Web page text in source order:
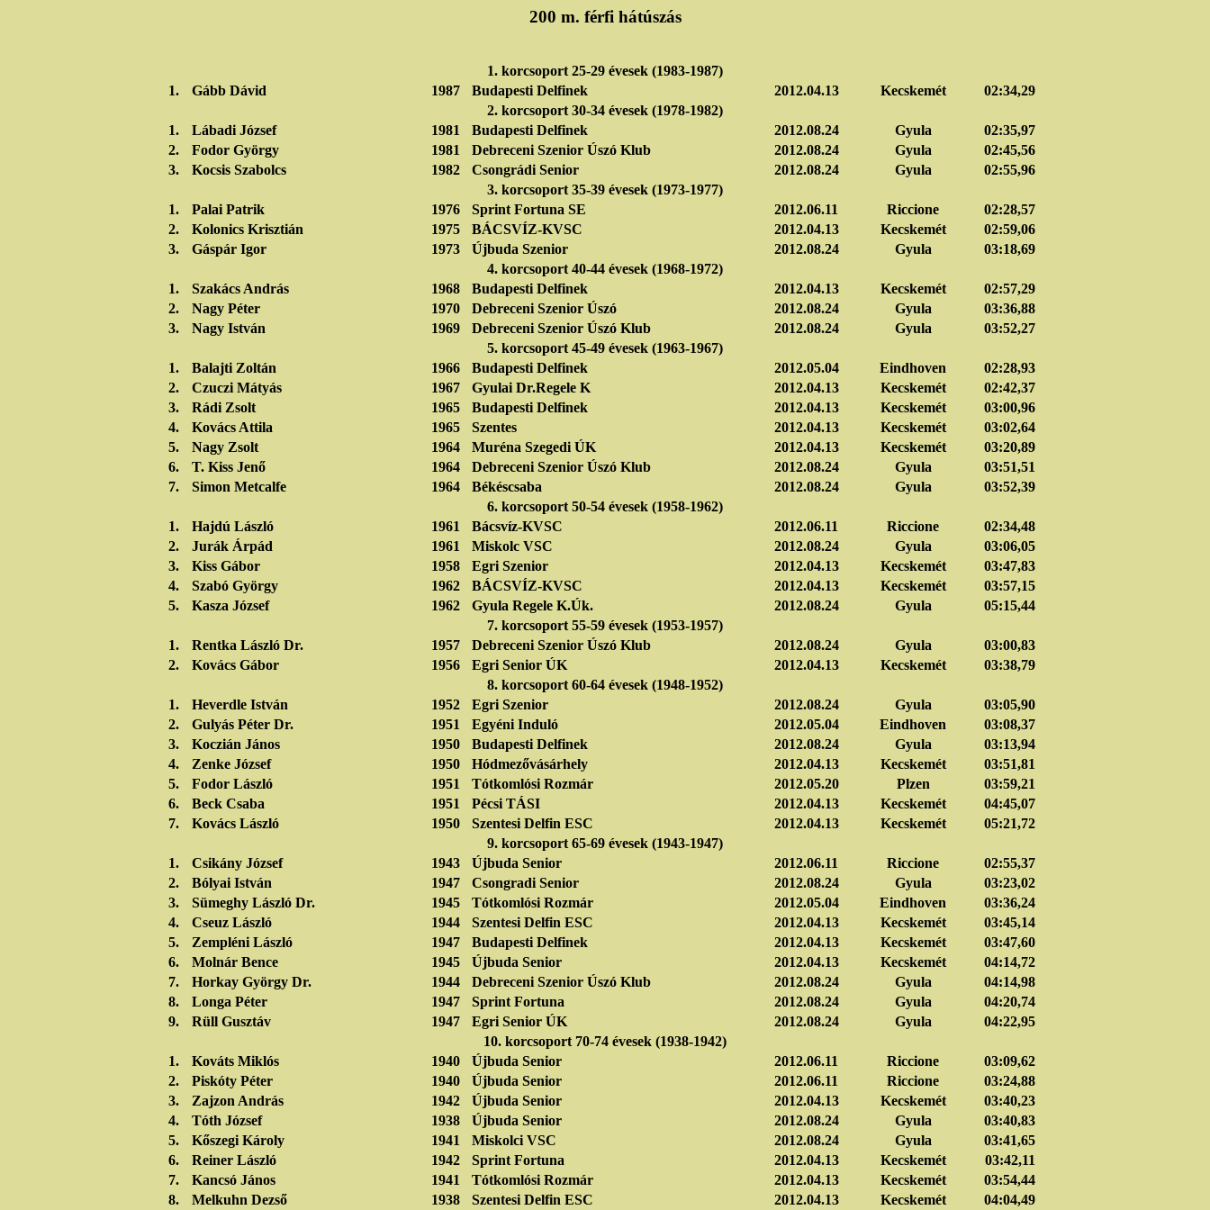
200 m. férfi hátúszás
1. korcsoport 25-29 évesek (1983-1987)
1.
Gább Dávid 1987 Budapesti Delfinek 2012.04.13 Kecskemét
02:34,29
2. korcsoport 30-34 évesek (1978-1982)
1.
Lábadi József 1981 Budapesti Delfinek 2012.08.24 Gyula
02:35,97
2.
Fodor György 1981 Debreceni Szenior Úszó Klub 2012.08.24 Gyula
02:45,56
3.
Kocsis Szabolcs 1982 Csongrádi Senior 2012.08.24 Gyula
02:55,96
3. korcsoport 35-39 évesek (1973-1977)
1.
Palai Patrik 1976 Sprint Fortuna SE 2012.06.11 Riccione
02:28,57
2.
Kolonics Krisztián 1975 BÁCSVÍZ-KVSC 2012.04.13 Kecskemét
02:59,06
3.
Gáspár Igor 1973 Újbuda Szenior 2012.08.24 Gyula
03:18,69
4. korcsoport 40-44 évesek (1968-1972)
1.
Szakács András 1968 Budapesti Delfinek 2012.04.13 Kecskemét
02:57,29
2.
Nagy Péter 1970 Debreceni Szenior Úszó 2012.08.24 Gyula
03:36,88
3.
Nagy István 1969 Debreceni Szenior Úszó Klub 2012.08.24 Gyula
03:52,27
5. korcsoport 45-49 évesek (1963-1967)
1.
Balajti Zoltán 1966 Budapesti Delfinek 2012.05.04 Eindhoven
02:28,93
2.
Czuczi Mátyás 1967 Gyulai Dr.Regele K 2012.04.13 Kecskemét
02:42,37
3.
Rádi Zsolt 1965 Budapesti Delfinek 2012.04.13 Kecskemét
03:00,96
4.
Kovács Attila 1965 Szentes 2012.04.13 Kecskemét
03:02,64
5.
Nagy Zsolt 1964 Muréna Szegedi ÚK 2012.04.13 Kecskemét
03:20,89
6.
T. Kiss Jenő 1964 Debreceni Szenior Úszó Klub 2012.08.24 Gyula
03:51,51
7.
Simon Metcalfe 1964 Békéscsaba 2012.08.24 Gyula
03:52,39
6. korcsoport 50-54 évesek (1958-1962)
1.
Hajdú László 1961 Bácsvíz-KVSC 2012.06.11 Riccione
02:34,48
2.
Jurák Árpád 1961 Miskolc VSC 2012.08.24 Gyula
03:06,05
3.
Kiss Gábor 1958 Egri Szenior 2012.04.13 Kecskemét
03:47,83
4.
Szabó György 1962 BÁCSVÍZ-KVSC 2012.04.13 Kecskemét
03:57,15
5.
Kasza József 1962 Gyula Regele K.Úk. 2012.08.24 Gyula
05:15,44
7. korcsoport 55-59 évesek (1953-1957)
1.
Rentka László Dr. 1957 Debreceni Szenior Úszó Klub 2012.08.24 Gyula
03:00,83
2.
Kovács Gábor 1956 Egri Senior ÚK 2012.04.13 Kecskemét
03:38,79
8. korcsoport 60-64 évesek (1948-1952)
1.
Heverdle István 1952 Egri Szenior 2012.08.24 Gyula
03:05,90
2.
Gulyás Péter Dr. 1951 Egyéni Induló 2012.05.04 Eindhoven
03:08,37
3.
Koczián János 1950 Budapesti Delfinek 2012.08.24 Gyula
03:13,94
4.
Zenke József 1950 Hódmezővásárhely 2012.04.13 Kecskemét
03:51,81
5.
Fodor László 1951 Tótkomlósi Rozmár 2012.05.20 Plzen
03:59,21
6.
Beck Csaba 1951 Pécsi TÁSI 2012.04.13 Kecskemét
04:45,07
7.
Kovács László 1950 Szentesi Delfin ESC 2012.04.13 Kecskemét
05:21,72
9. korcsoport 65-69 évesek (1943-1947)
1.
Csikány József 1943 Újbuda Senior 2012.06.11 Riccione
02:55,37
2.
Bólyai István 1947 Csongradi Senior 2012.08.24 Gyula
03:23,02
3.
Sümeghy László Dr. 1945 Tótkomlósi Rozmár 2012.05.04 Eindhoven
03:36,24
4.
Cseuz László 1944 Szentesi Delfin ESC 2012.04.13 Kecskemét
03:45,14
5.
Zempléni László 1947 Budapesti Delfinek 2012.04.13 Kecskemét
03:47,60
6.
Molnár Bence 1945 Újbuda Senior 2012.04.13 Kecskemét
04:14,72
7.
Horkay György Dr. 1944 Debreceni Szenior Úszó Klub 2012.08.24 Gyula
04:14,98
8.
Longa Péter 1947 Sprint Fortuna 2012.08.24 Gyula
04:20,74
9.
Rüll Gusztáv 1947 Egri Senior ÚK 2012.08.24 Gyula
04:22,95
10. korcsoport 70-74 évesek (1938-1942)
1.
Kováts Miklós 1940 Újbuda Senior 2012.06.11 Riccione
03:09,62
2.
Piskóty Péter 1940 Újbuda Senior 2012.06.11 Riccione
03:24,88
3.
Zajzon András 1942 Újbuda Senior 2012.04.13 Kecskemét
03:40,23
4.
Tóth József 1938 Újbuda Senior 2012.08.24 Gyula
03:40,83
5.
Kőszegi Károly 1941 Miskolci VSC 2012.08.24 Gyula
03:41,65
6.
Reiner László 1942 Sprint Fortuna 2012.04.13 Kecskemét
03:42,11
7.
Kancsó János 1941 Tótkomlósi Rozmár 2012.04.13 Kecskemét
03:54,44
8.
Melkuhn Dezső 1938 Szentesi Delfin ESC 2012.04.13 Kecskemét 04:04,49